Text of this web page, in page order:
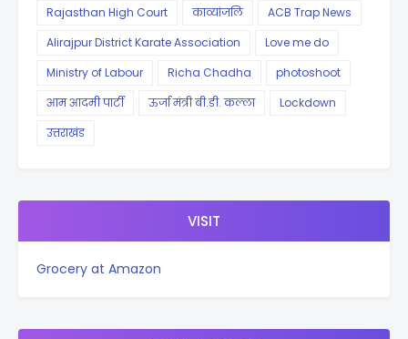
Rajasthan High Court
काव्यांजलि
ACB Trap News
Alirajpur District Karate Association
Love me do
Ministry of Labour
Richa Chadha
photoshoot
आम आदमी पार्टी
ऊर्जा मंत्री बी.डी. कल्ला
Lockdown
उत्तराखंड
VISIT
Grocery at Amazon